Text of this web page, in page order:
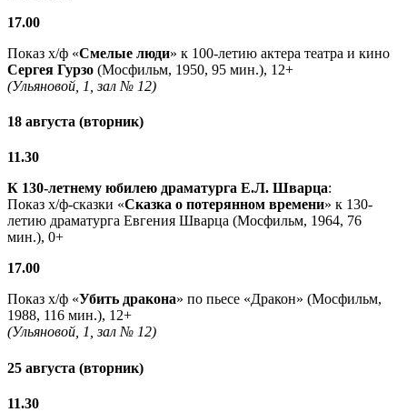
17.00
Показ х/ф «Смелые люди» к 100-летию актера театра и кино
Сергея Гурзо (Мосфильм, 1950, 95 мин.), 12+
(Ульяновой, 1, зал № 12)
18 августа (вторник)
11.30
К 130-летнему юбилею драматурга Е.Л. Шварца:
Показ х/ф-сказки «Сказка о потерянном времени» к 130-
летию драматурга Евгения Шварца (Мосфильм, 1964, 76
мин.), 0+
17.00
Показ х/ф «Убить дракона» по пьесе «Дракон» (Мосфильм,
1988, 116 мин.), 12+
(Ульяновой, 1, зал № 12)
25 августа (вторник)
11.30